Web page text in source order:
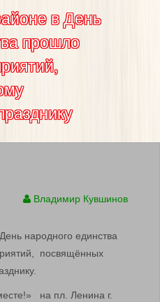
в День
прошло
Владимир Кувшинов
народного единства
посвящённых
на пл. Ленина г.